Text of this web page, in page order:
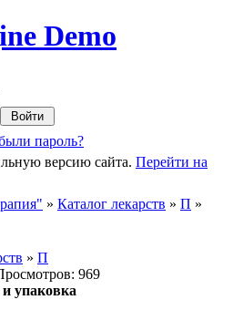
Demo
пароль?
версию сайта. Перейти на
» Каталог лекарств » П »
» П
969
упаковка